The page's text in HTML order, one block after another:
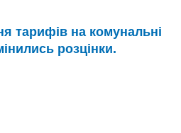
тарифів на комунальні
розцінки.